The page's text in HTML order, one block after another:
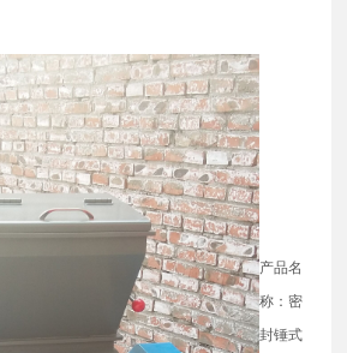
产品名
称：密
封锤式